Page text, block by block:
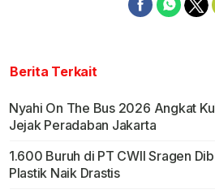
Berita Terkait
Nyahi On The Bus 2026 Angkat
Jejak Peradaban Jakarta
1.600 Buruh di PT CWII Sragen
Plastik Naik Drastis